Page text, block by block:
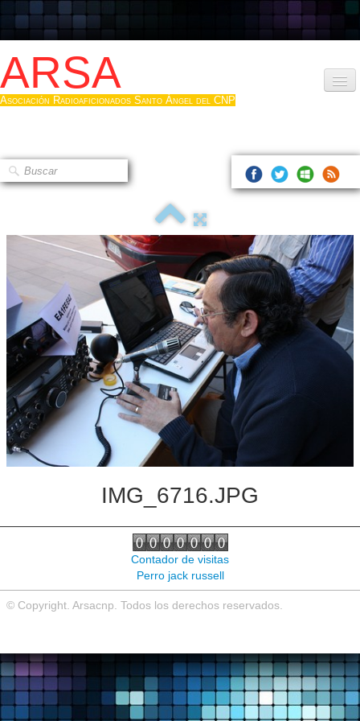
ARSA
Asociación Radioaficionados Santo Ángel del CNP
Que es la ARSA
Hacerse socio
Log diploma en Pdf
Fotos ▼
Sistemas Digitales
Noticias de interés
Contacto
IMG_6716.JPG
Contador de visitas
Perro jack russell
© Copyright. Arsacnp. Todos los derechos reservados.